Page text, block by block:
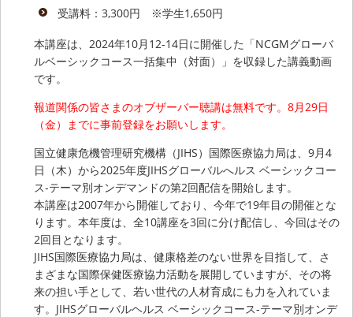
受講料：3,300円 ※学生1,650円
本講座は、2024年10月12-14日に開催した「NCGMグローバ
ルベーシックコース一括集中（対面）」を収録した講義動画
です。
報道関係の皆さまのオブザーバー聴講は無料です。8月29日
（金）までに事前登録をお願いします。
国立健康危機管理研究機構（JIHS）国際医療協力局は、9月4
日（木）から2025年度JIHSグローバルへルス ベーシックコー
ス-テーマ別オンデマンドの第2回配信を開始します。
本講座は2007年から開催しており、今年で19年目の開催とな
ります。本年度は、全10講座を3回に分け配信し、今回はその
2回目となります。
JIHS国際医療協力局は、健康格差のない世界を目指して、さ
まざまな国際保健医療協力活動を展開していますが、その将
来の担い手として、若い世代の人材育成にも力を入れていま
す。JIHSグローバルヘルス ベーシックコース-テーマ別オンデ